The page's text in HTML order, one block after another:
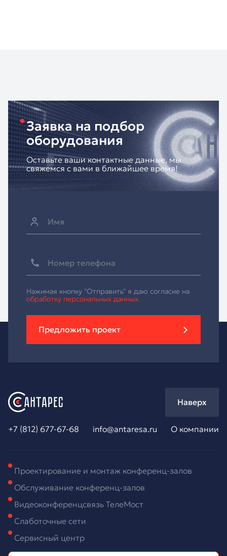
Заявка на подбор
оборудования
Оставьте ваши контактные данные, мы
свяжемся с вами в ближайшее время!
Нажимая кнопку "Отправить" я даю согласие на
обработку персональных данных.
Предложить проект
+7 (812) 677-67-68 info@antaresa.ru О компании
Наверх
Проектирование и монтаж конференц-залов
Обслуживание конференц-залов
Видеоконференцсвязь ТелеМост
Слаботочные сети
Сервисный центр